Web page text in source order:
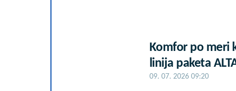
Komfor po meri
linija paketa
09. 07. 2026 09:20